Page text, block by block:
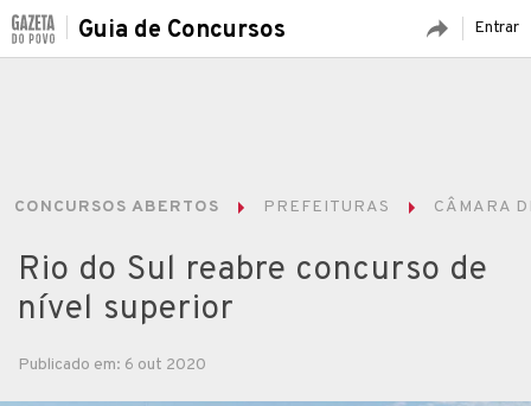
Entrar
Guia de Concursos
CONCURSOS ABERTOS PREFEITURAS CÂMARA
Rio do Sul reabre concurso de
nível superior
Publicado em: 6 out 2020